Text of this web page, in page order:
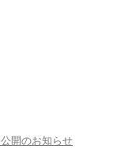
開のお知らせ